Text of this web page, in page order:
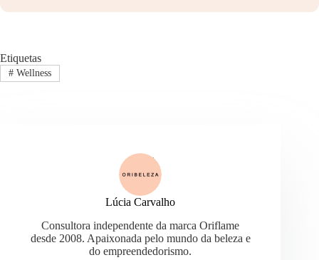
Etiquetas
#Wellness
Lúcia Carvalho
Consultora independente da marca Oriflame
desde 2008. Apaixonada pelo mundo da beleza e
do empreendedorismo.